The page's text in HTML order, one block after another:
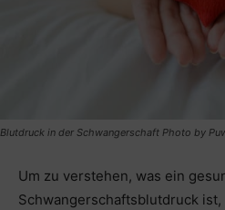
Blutdruck in der Schwangerschaft Photo by
Um zu verstehen, was ein
Schwangerschaftsblutdruck